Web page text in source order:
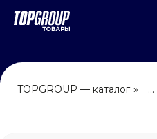
TOPGROUP — каталог » ...